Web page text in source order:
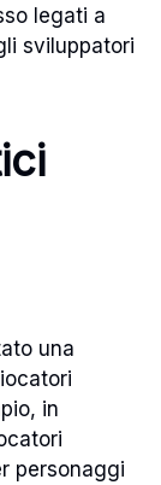
legati a
sviluppatori
una
in
personaggi